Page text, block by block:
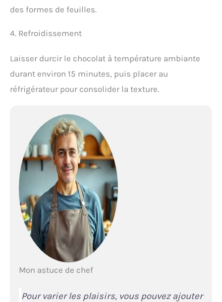
des formes de feuilles.
4. Refroidissement
Laisser durcir le chocolat à température ambiante
durant environ 15 minutes, puis placer au
réfrigérateur pour consolider la texture.
Mon astuce de chef
Pour varier les plaisirs, vous pouvez ajouter